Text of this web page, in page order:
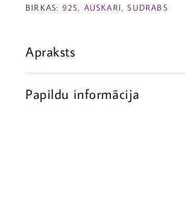
BIRKAS: 925 AUSKARI ,SUDRABS
Apraksts
Papildu informācija